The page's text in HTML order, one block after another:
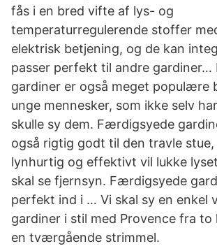
fås i en bred vifte af lys- og
temperaturregulerende stoffer
elektrisk betjening, og de kan
passer perfekt til andre
gardiner er også meget populære
unge mennesker, som ikke selv
skulle sy dem. Færdigsyede
også rigtig godt til den travle
lynhurtig og effektivt vil lukke
skal se fjernsyn. Færdigsyede
perfekt ind i … Vi skal sy en enkel
gardiner i stil med Provence fra to
en tværgående strimmel.